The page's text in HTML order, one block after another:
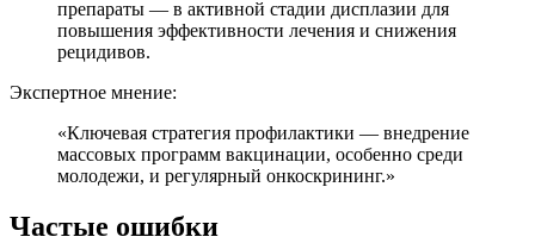
препараты — в активной стадии дисплазии для
повышения эффективности лечения и снижения
рецидивов.
Экспертное мнение:
«Ключевая стратегия профилактики — внедрение
массовых программ вакцинации, особенно среди
молодежи, и регулярный онкоскрининг.»
Частые ошибки